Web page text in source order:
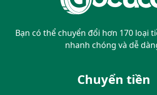
Bạn có thể chuyển đổi hơn 170 loại
nhanh chóng và dễ
Chuyển tiền